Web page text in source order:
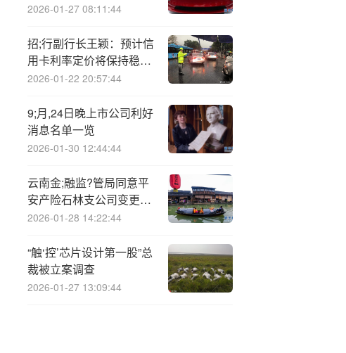
2026-01-27 08:11:44
招;行副行长王颖：预计信
用卡利率定价将保持稳定
不会因政策调整出现大幅
2026-01-22 20:57:44
9;月,24日晚上市公司利好
消息名单一览
2026-01-30 12:44:44
云南金;融监?管局同意平
安产险石林支公司变更营
业场所
2026-01-28 14:22:44
“触‘控’芯片设计第一股”总
裁被立案调查
2026-01-27 13:09:44